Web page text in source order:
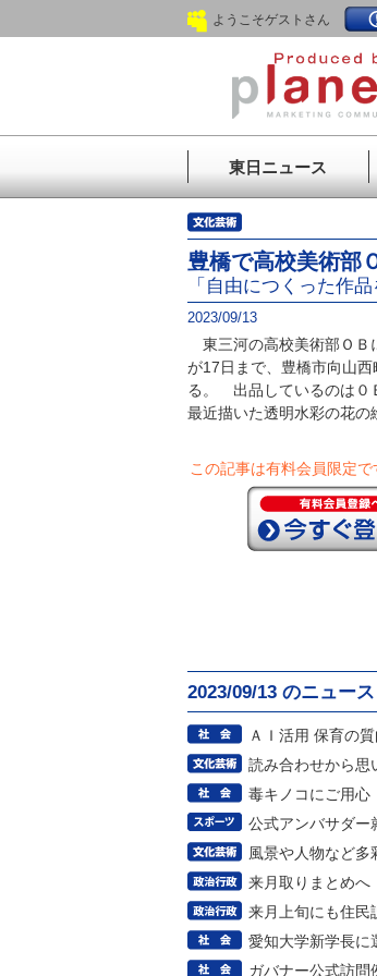
ようこそゲストさん
東日ニュース
豊橋で高校美術部
「自由につくった作
2023/09/13
東三河の高校美術部ＯＢ
が17日まで、豊橋市向山
る。 出品しているのは０
最近描いた透明水彩の花の
この記事は有料会員限定で
2023/09/13 のニュース
ＡＩ活用 保育の
読み合わせから思
毒キノコにご用心
公式アンバサダー
風景や人物など多
来月取りまとめへ
来月上旬にも住民
愛知大学新学長に
ガバナー公式訪問